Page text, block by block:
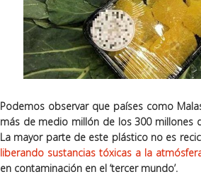
Podemos observar que países como
más de medio millón de los300 millones
La mayor parte de este plástico no es
liberando sustancias tóxicas a la
en contaminación en el ‘tercer mundo’.